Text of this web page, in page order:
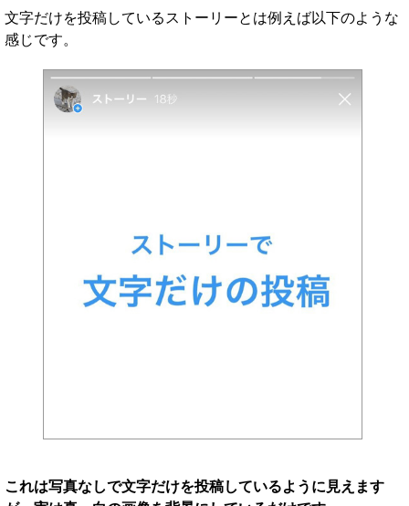
文字だけを投稿しているストーリーとは例えば以下のような
感じです。
これは写真なしで文字だけを投稿しているように見えます